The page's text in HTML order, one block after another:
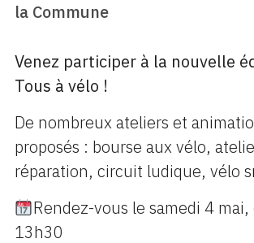
la Commune
Venez participer à la nouvelle
Tous à vélo !
De nombreux ateliers et
proposés : bourse aux vélo,
réparation, circuit ludique, vélo
Rendez-vous le samedi 4 mai,
13h30